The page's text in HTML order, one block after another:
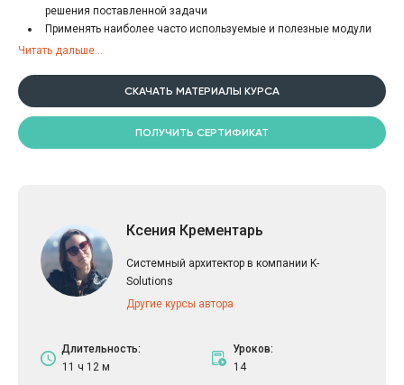
решения поставленной задачи
Применять наиболее часто используемые и полезные модули
Python
Читать дальше...
СКАЧАТЬ МАТЕРИАЛЫ КУРСА
ПОЛУЧИТЬ СЕРТИФИКАТ
Ксения Крементарь
Системный архитектор в компании K-
Solutions
Другие курсы автора
Длительность:
11 ч 12 м
Уроков:
14